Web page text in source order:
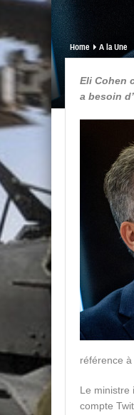
Home A la Une
Eli Cohen
a besoin
référence
Le ministre
compte